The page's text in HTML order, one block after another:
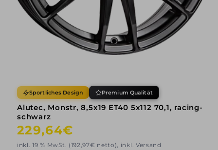
Sportliches Design Premium Qualität
Alutec, Monstr, 8,5x19 ET40 5x112 70,1, racing-
schwarz
Normaler
Preis
229,64€
inkl. 19 % MwSt. (192,97€ netto), inkl. Versand